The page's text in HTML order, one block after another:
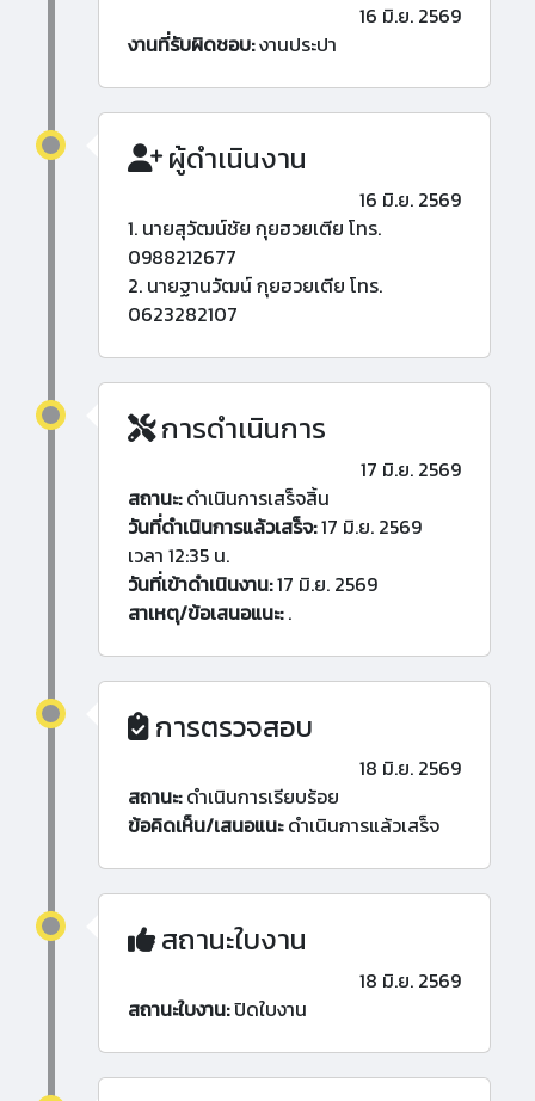
16 มิ.ย. 2569
งานที่รับผิดชอบ:งานประปา
ผู้ดำเนินงาน
16 มิ.ย. 2569
1. นายสุวัฒน์ชัย กุยฮวยเตีย โทร.
0988212677
2. นายฐานวัฒน์ กุยฮวยเตีย โทร.
0623282107
การดำเนินการ
17 มิ.ย. 2569
สถานะ:ดำเนินการเสร็จสิ้น
วันที่ดำเนินการแล้วเสร็จ:17 มิ.ย. 2569
เวลา 12:35 น.
วันที่เข้าดำเนินงาน:17 มิ.ย. 2569
สาเหตุ/ข้อเสนอแนะ:.
การตรวจสอบ
18 มิ.ย. 2569
สถานะ:ดำเนินการเรียบร้อย
ข้อคิดเห็น/เสนอแนะดำเนินการแล้วเสร็จ
สถานะใบงาน
18 มิ.ย. 2569
สถานะใบงาน:ปิดใบงาน